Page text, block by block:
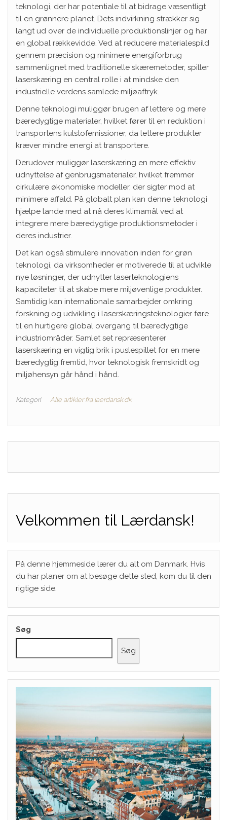
teknologi, der har potentiale til at bidrage væsentligt
til en grønnere planet. Dets indvirkning strækker sig
langt ud over de individuelle produktionslinjer og har
en global rækkevidde. Ved at reducere materialespild
gennem præcision og minimere energiforbrug
sammenlignet med traditionelle skæremetoder, spiller
laserskæring en central rolle i at mindske den
industrielle verdens samlede miljøaftryk.
Denne teknologi muliggør brugen af lettere og mere
bæredygtige materialer, hvilket fører til en reduktion i
transportens kulstofemissioner, da lettere produkter
kræver mindre energi at transportere.
Derudover muliggør laserskæring en mere effektiv
udnyttelse af genbrugsmaterialer, hvilket fremmer
cirkulære økonomiske modeller, der sigter mod at
minimere affald. På globalt plan kan denne teknologi
hjælpe lande med at nå deres klimamål ved at
integrere mere bæredygtige produktionsmetoder i
deres industrier.
Det kan også stimulere innovation inden for grøn
teknologi, da virksomheder er motiverede til at udvikle
nye løsninger, der udnytter laserteknologiens
kapaciteter til at skabe mere miljøvenlige produkter.
Samtidig kan internationale samarbejder omkring
forskning og udvikling i laserskæringsteknologier føre
til en hurtigere global overgang til bæredygtige
industriområder. Samlet set repræsenterer
laserskæring en vigtig brik i puslespillet for en mere
bæredygtig fremtid, hvor teknologisk fremskridt og
miljøhensyn går hånd i hånd.
Kategori Alle artikler fra laerdansk.dk
Velkommen til Lærdansk!
På denne hjemmeside lærer du alt om Danmark. Hvis
du har planer om at besøge dette sted, kom du til den
rigtige side.
Søg
Søg